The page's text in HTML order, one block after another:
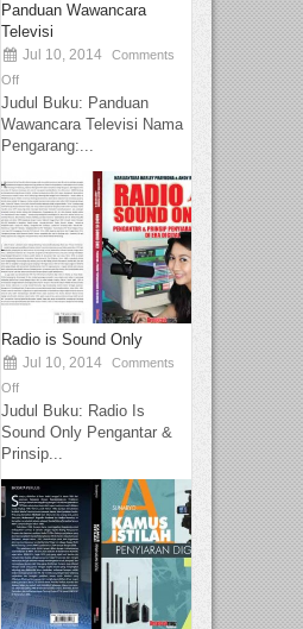
Panduan Wawancara
Televisi
Jul 10, 2014
Comments
Off
Judul Buku: Panduan
Wawancara Televisi Nama
Pengarang:...
Radio is Sound Only
Jul 10, 2014
Comments
Off
Judul Buku: Radio Is
Sound Only Pengantar &
Prinsip...